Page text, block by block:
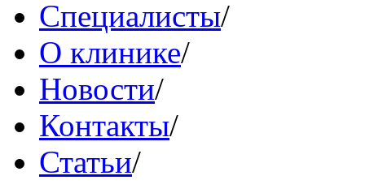
Специалисты/
О клинике/
Новости/
Контакты/
Статьи/